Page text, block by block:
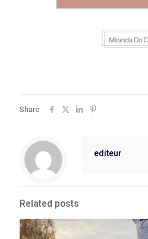
Share
editeur
Related posts